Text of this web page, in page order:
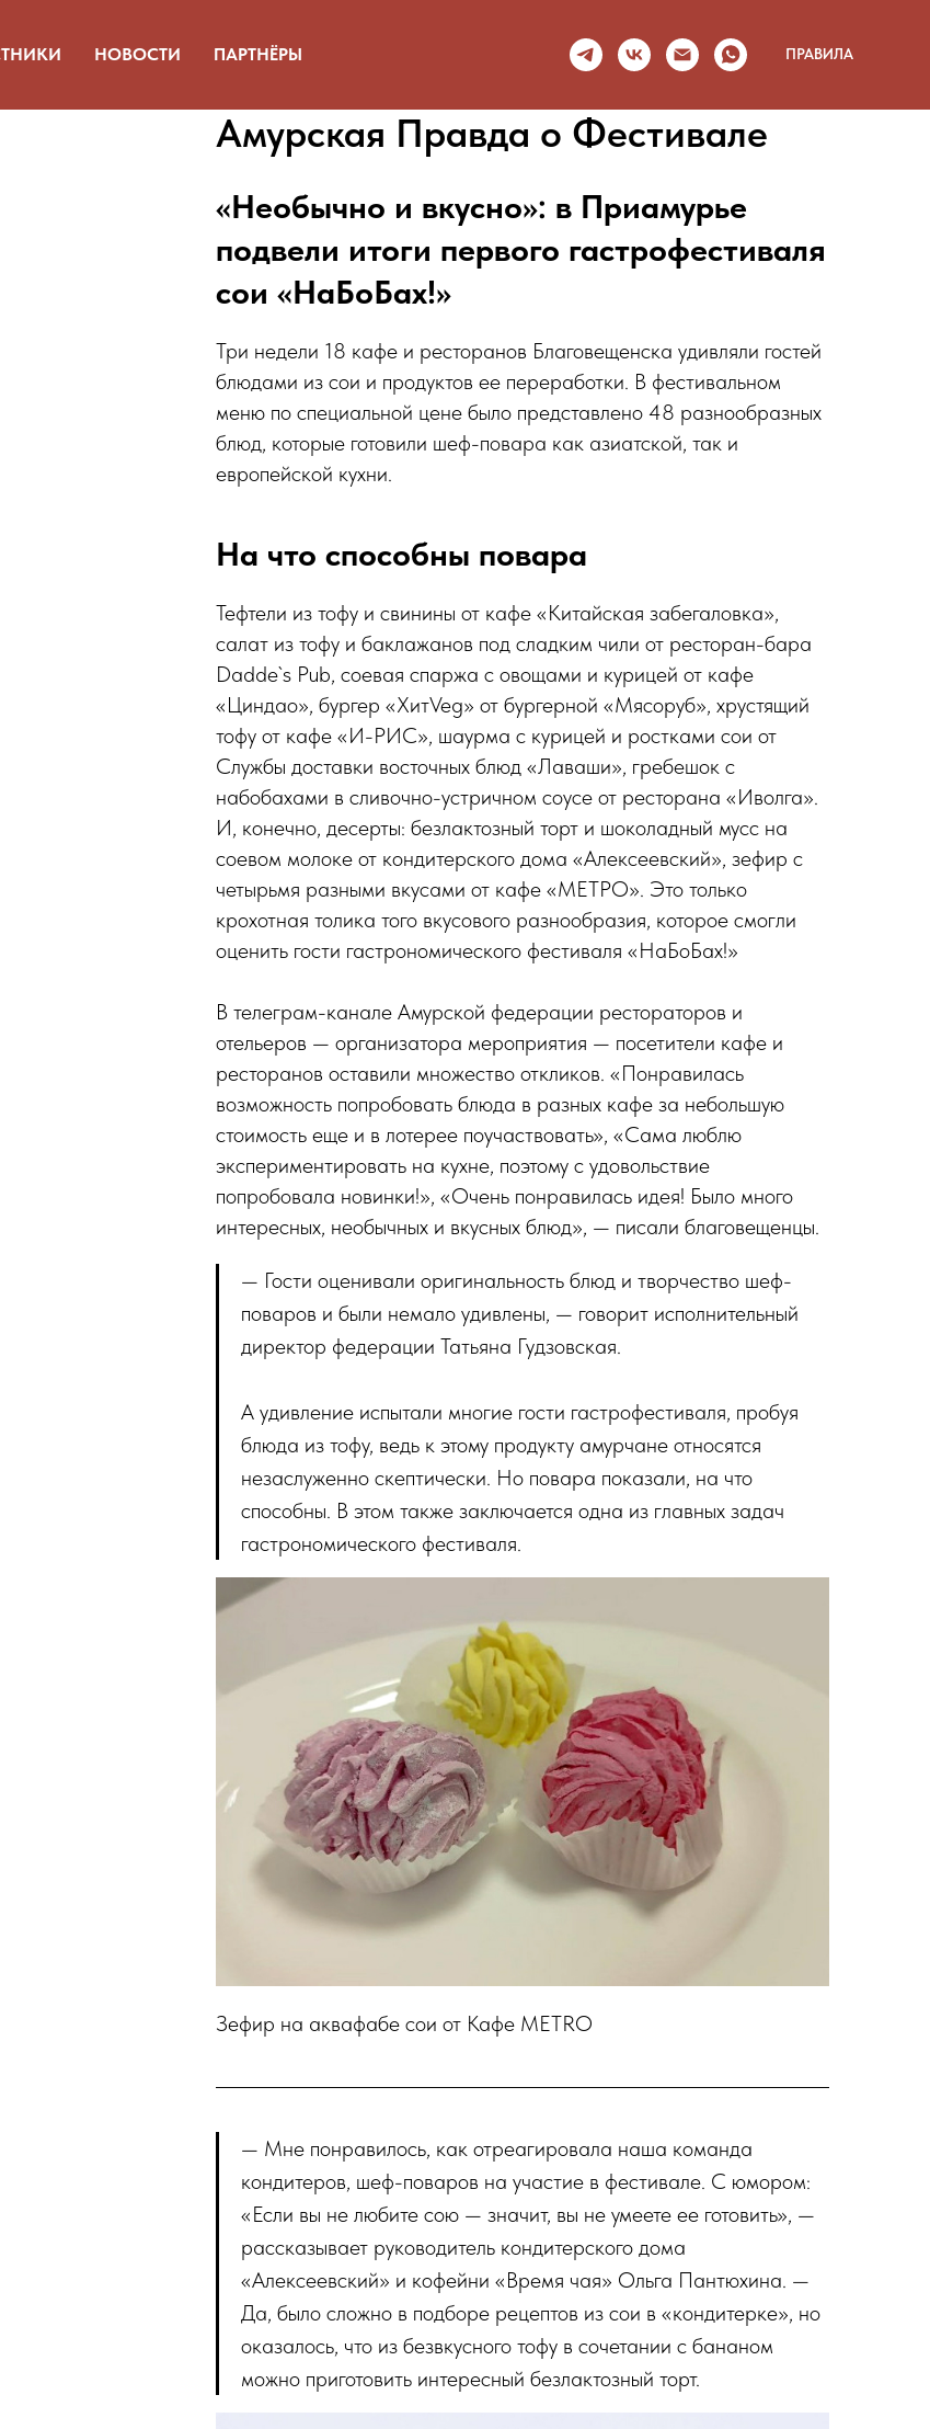
НОВОСТИ ПАРТНЁРЫ ПРАВИЛА
Амурская Правда о Фестивале
«Необычно и вкусно»: в Приамурье
подвели итоги первого гастрофестиваля
сои «НаБоБах!»
Три недели 18 кафе и ресторанов Благовещенска удивляли гостей
блюдами из сои и продуктов ее переработки. В фестивальном
меню по специальной цене было представлено 48 разнообразных
блюд, которые готовили шеф-повара как азиатской, так и
европейской кухни.
На что способны повара
Тефтели из тофу и свинины от кафе «Китайская забегаловка»,
салат из тофу и баклажанов под сладким чили от ресторан-бара
Dadde`s Pub, соевая спаржа с овощами и курицей от кафе
«Циндао», бургер «ХитVeg» от бургерной «Мясоруб», хрустящий
тофу от кафе «И-РИС», шаурма с курицей и ростками сои от
Службы доставки восточных блюд «Лаваши», гребешок с
набобахами в сливочно-устричном соусе от ресторана «Иволга».
И, конечно, десерты: безлактозный торт и шоколадный мусс на
соевом молоке от кондитерского дома «Алексеевский», зефир с
четырьмя разными вкусами от кафе «МЕТРО». Это только
крохотная толика того вкусового разнообразия, которое смогли
оценить гости гастрономического фестиваля «НаБоБах!»
В телеграм-канале Амурской федерации рестораторов и
отельеров — организатора мероприятия — посетители кафе и
ресторанов оставили множество откликов. «Понравилась
возможность попробовать блюда в разных кафе за небольшую
стоимость еще и в лотерее поучаствовать», «Сама люблю
экспериментировать на кухне, поэтому с удовольствие
попробовала новинки!», «Очень понравилась идея! Было много
интересных, необычных и вкусных блюд», — писали благовещенцы.
— Гости оценивали оригинальность блюд и творчество шеф-
поваров и были немало удивлены, — говорит исполнительный
директор федерации Татьяна Гудзовская.
А удивление испытали многие гости гастрофестиваля, пробуя
блюда из тофу, ведь к этому продукту амурчане относятся
незаслуженно скептически. Но повара показали, на что
способны. В этом также заключается одна из главных задач
гастрономического фестиваля.
Зефир на аквафабе сои от Кафе METRO
— Мне понравилось, как отреагировала наша команда
кондитеров, шеф-поваров на участие в фестивале. С юмором:
«Если вы не любите сою — значит, вы не умеете ее готовить», —
рассказывает руководитель кондитерского дома
«Алексеевский» и кофейни «Время чая» Ольга Пантюхина. —
Да, было сложно в подборе рецептов из сои в «кондитерке», но
оказалось, что из безвкусного тофу в сочетании с бананом
можно приготовить интересный безлактозный торт.